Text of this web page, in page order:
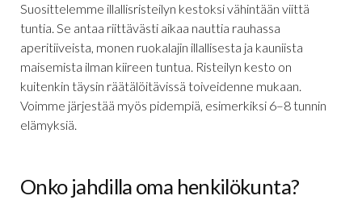
Suosittelemme illallisristeilyn kestoksi vähintään viittä
tuntia. Se antaa riittävästi aikaa nauttia rauhassa
aperitiiveista, monen ruokalajin illallisesta ja kauniista
maisemista ilman kiireen tuntua. Risteilyn kesto on
kuitenkin täysin räätälöitävissä toiveidenne mukaan.
Voimme järjestää myös pidempiä, esimerkiksi 6–8 tunnin
elämyksiä.
Onko jahdilla oma henkilökunta?